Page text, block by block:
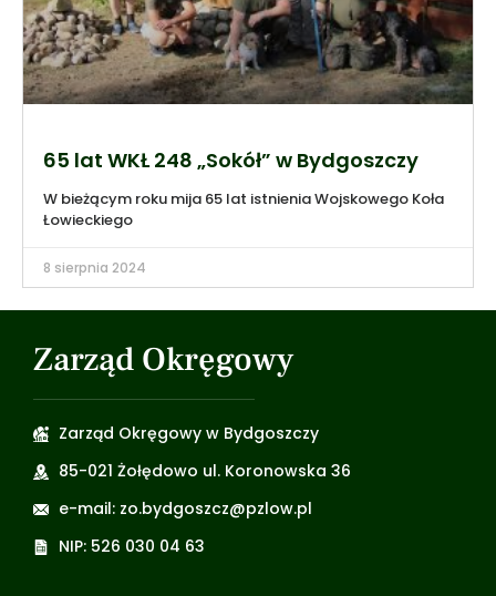
65 lat WKŁ 248 „Sokół” w Bydgoszczy
W bieżącym roku mija 65 lat istnienia Wojskowego Koła
Łowieckiego
8 sierpnia 2024
Zarząd Okręgowy
Zarząd Okręgowy w Bydgoszczy
85-021 Żołędowo ul. Koronowska 36
e-mail: zo.bydgoszcz@pzlow.pl
NIP: 526 030 04 63